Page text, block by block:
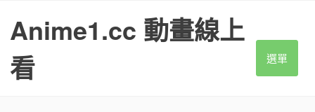
Anime1.cc 動畫線上
看
選單